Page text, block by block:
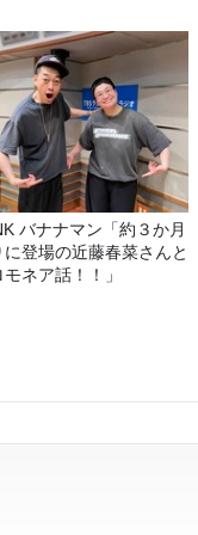
約３か月
に登場の近藤春菜さんと
ネア話！！」